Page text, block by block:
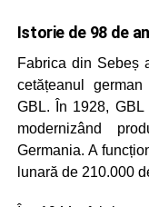
Istorie de 98 de
Fabrica din Sebeș
cetățeanul
GBL. În 1928,
modernizând
Germania. A
lunară de 210.000